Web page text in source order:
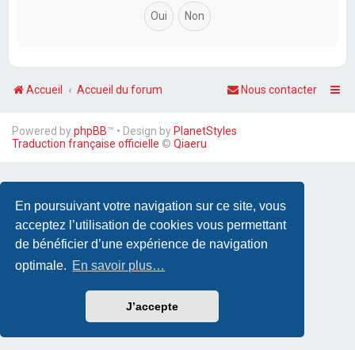
En poursuivant votre navigation sur ce site, vous
acceptez l’utilisation de cookies vous permettant
de bénéficier d’une expérience de navigation
optimale. En savoir plus…
J’accepte
Accueil Accueil du forum Nous contacter
Powered byphpBB™ • Design byPlanetStyles
Traduction française officielle © Qiaeru